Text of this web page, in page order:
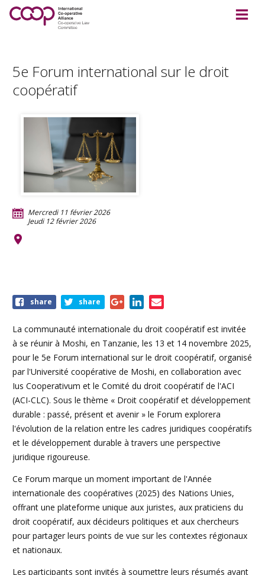
5e Forum international sur le droit
coopératif
Mercredi 11 février 2026
Jeudi 12 février 2026
Share
event
share share
La communauté internationale du droit coopératif est invitée
à se réunir à Moshi, en Tanzanie, les 13 et 14 novembre 2025,
pour le 5e Forum international sur le droit coopératif, organisé
par l'Université coopérative de Moshi, en collaboration avec
Ius Cooperativum et le Comité du droit coopératif de l'ACI
(ACI-CLC). Sous le thème « Droit coopératif et développement
durable : passé, présent et avenir » le Forum explorera
l'évolution de la relation entre les cadres juridiques coopératifs
et le développement durable à travers une perspective
juridique rigoureuse.
Ce Forum marque un moment important de l'Année
internationale des coopératives (2025) des Nations Unies,
offrant une plateforme unique aux juristes, aux praticiens du
droit coopératif, aux décideurs politiques et aux chercheurs
pour partager leurs points de vue sur les contextes régionaux
et nationaux.
Les participants sont invités à soumettre leurs résumés avant